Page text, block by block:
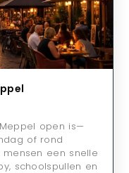
open is—
of rond
een snelle
schoolspullen en